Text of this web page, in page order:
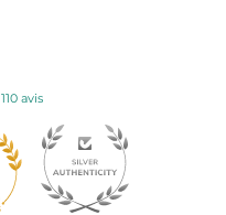
110 avis